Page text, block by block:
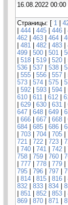
16.08.2022 00:00
Страницы: [ 1 |
| 444 | 445 | 446 |
462 | 463 | 464 |
| 481 | 482 | 483 |
499 | 500 | 501 |
| 518 | 519 | 520 |
536 | 537 | 538 |
| 555 | 556 | 557 |
573 | 574 | 575 |
| 592 | 593 | 594 |
610 | 611 | 612 |
| 629 | 630 | 631 |
647 | 648 | 649 |
| 666 | 667 | 668 |
684 | 685 | 686 |
| 703 | 704 | 705 |
721 | 722 | 723 |
| 740 | 741 | 742 |
758 | 759 | 760 |
| 777 | 778 | 779 |
795 | 796 | 797 |
| 814 | 815 | 816 |
832 | 833 | 834 |
| 851 | 852 | 853 |
869 | 870 | 871 |